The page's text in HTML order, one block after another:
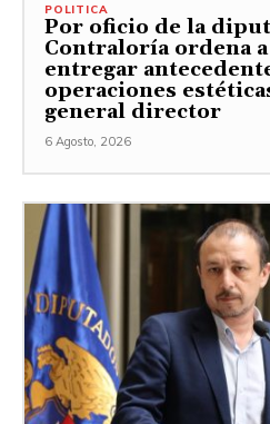
POLITICA
Por oficio de la
Contraloría ordena
entregar
operaciones
general director
6 Agosto, 2026